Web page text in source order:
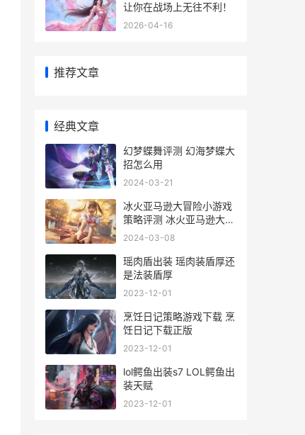
让你在战场上无往不利！
2026-04-16
推荐文章
经典文章
幻梦蝶舞评测 幻海梦蝶大
招怎么用
2024-03-21
冰火亚马逊大冒险小游戏
策略评测 冰火亚马逊大冒
险
2024-03-08
瑶肉盾出装 瑶肉装盾厚还
是法装盾厚
2023-12-01
烹饪日记策略游戏下载 烹
饪日记下载正版
2023-12-01
lol鳄鱼出装s7 LOL鳄鱼出
装天赋
2023-12-01